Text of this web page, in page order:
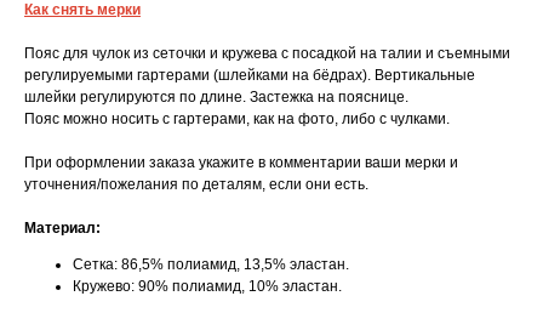
Как снять мерки
Пояс для чулок из сеточки и кружева с посадкой на талии и съемными
регулируемыми гартерами (шлейками на бёдрах). Вертикальные
шлейки регулируются по длине. Застежка на пояснице.
Пояс можно носить с гартерами, как на фото, либо с чулками.
При оформлении заказа укажите в комментарии ваши мерки и
уточнения/пожелания по деталям, если они есть.
Материал:
Сетка: 86,5% полиамид, 13,5% эластан.
Кружево: 90% полиамид, 10% эластан.